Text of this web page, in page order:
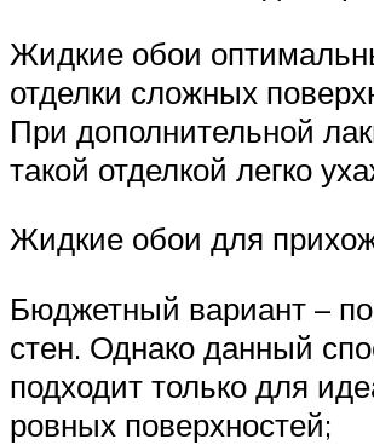
Жидкие обои
отделки сложных
При дополнительной
такой отделкой легко
Жидкие обои для
Бюджетный вариант –
стен. Однако данный
подходит только для
ровных поверхностей;